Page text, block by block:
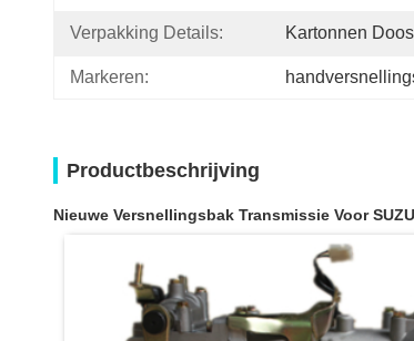
Verpakking Details: Kartonnen Doos
Markeren:
Productbeschrijving
Nieuwe Versnellingsbak Transmissie Voor